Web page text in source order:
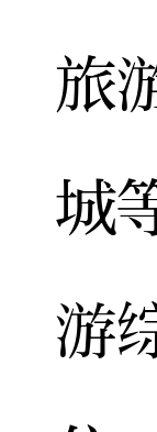
旅
城
游